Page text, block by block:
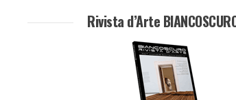
Rivista d’Arte